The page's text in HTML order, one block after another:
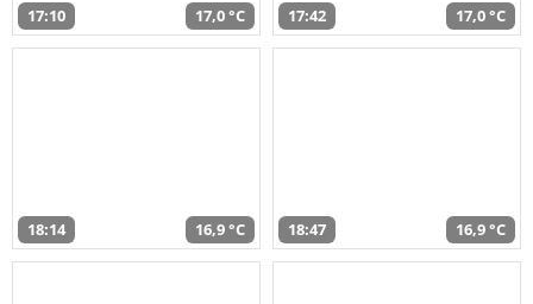
17:10 17,0 °C 17:42 17,0 °C
18:14 16,9 °C 18:47 16,9 °C